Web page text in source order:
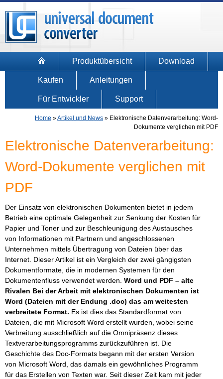
Produktübersicht Download
Kaufen Anleitungen
Für Entwickler Support
Home »Artikel und News » Elektronische Datenverarbeitung: Word-
Dokumente verglichen mit PDF
Elektronische Datenverarbeitung:
Word-Dokumente verglichen mit
PDF
Der Einsatz von elektronischen Dokumenten bietet in jedem
Betrieb eine optimale Gelegenheit zur Senkung der Kosten für
Papier und Toner und zur Beschleunigung des Austausches
von Informationen mit Partnern und angeschlossenen
Unternehmen mittels Übertragung von Dateien über das
Internet. Dieser Artikel ist ein Vergleich der zwei gängigsten
Dokumentformate, die in modernen Systemen für den
Dokumentenfluss verwendet werden. Word und PDF – alte
Rivalen Bei der Arbeit mit elektronischen Dokumenten ist
Word (Dateien mit der Endung .doc) das am weitesten
verbreitete Format. Es ist dies das Standardformat von
Dateien, die mit Microsoft Word erstellt wurden, wobei seine
Verbreitung ausschließlich auf die Omnipräsenz dieses
Textverarbeitungsprogramms zurückzuführen ist. Die
Geschichte des Doc-Formats begann mit der ersten Version
von Microsoft Word, das damals ein gewöhnliches Programm
für das Erstellen von Texten war. Seit dieser Zeit kam mit jeder